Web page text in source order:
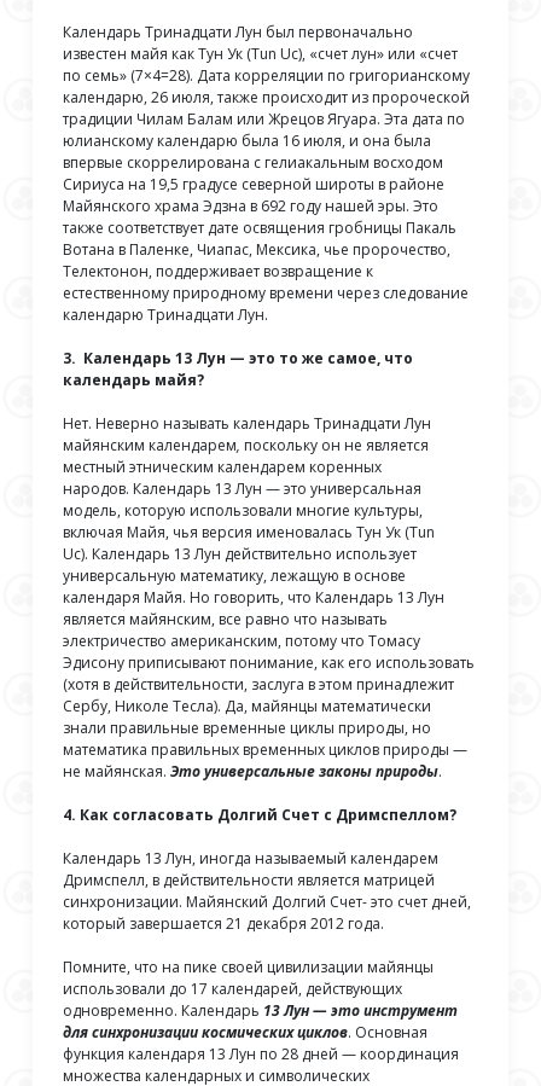
Календарь Тринадцати Лун был первоначально
известен майя как Тун Ук (Tun Uc), «счет лун» или «счет
по семь» (7×4=28). Дата корреляции по григорианскому
календарю, 26 июля, также происходит из пророческой
традиции Чилам Балам или Жрецов Ягуара. Эта дата по
юлианскому календарю была 16 июля, и она была
впервые скоррелирована с гелиакальным восходом
Сириуса на 19,5 градусе северной широты в районе
Майянского храма Эдзна в 692 году нашей эры. Это
также соответствует дате освящения гробницы Пакаль
Вотана в Паленке, Чиапас, Мексика, чье пророчество,
Телектонон, поддерживает возвращение к
естественному природному времени через следование
календарю Тринадцати Лун.
3. Календарь 13 Лун — это то же самое, что
календарь майя?
Нет. Неверно называть календарь Тринадцати Лун
майянским календарем, поскольку он не является
местный этническим календарем коренных
народов. Календарь 13 Лун — это универсальная
модель, которую использовали многие культуры,
включая Майя, чья версия именовалась Тун Ук (Tun
Uc). Календарь 13 Лун действительно использует
универсальную математику, лежащую в основе
календаря Майя. Но говорить, что Календарь 13 Лун
является майянским, все равно что называть
электричество американским, потому что Томасу
Эдисону приписывают понимание, как его использовать
(хотя в действительности, заслуга в этом принадлежит
Сербу, Николе Тесла). Да, майянцы математически
знали правильные временные циклы природы, но
математика правильных временных циклов природы —
не майянская.Это универсальные законы природы.
4. Как согласовать Долгий Счет с Дримспеллом?
Календарь 13 Лун, иногда называемый календарем
Дримспелл, в действительности является матрицей
синхронизации. Майянский Долгий Счет- это счет дней,
который завершается 21 декабря 2012 года.
Помните, что на пике своей цивилизации майянцы
использовали до 17 календарей, действующих
одновременно. Календарь 13 Лун — это инструмент
для синхронизации космических циклов. Основная
функция календаря 13 Лун по 28 дней — координация
множества календарных и символических